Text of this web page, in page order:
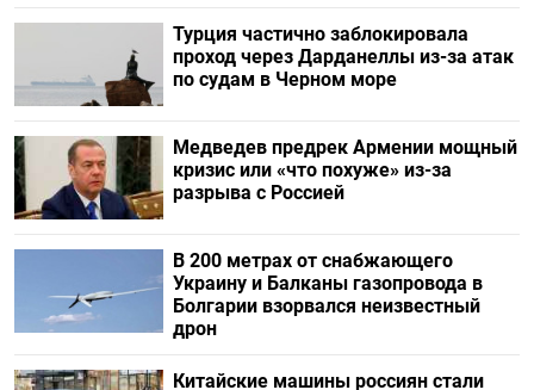
Турция частично заблокировала
проход через Дарданеллы из-за атак
по судам в Черном море
Медведев предрек Армении мощный
кризис или «что похуже» из-за
разрыва с Россией
В 200 метрах от снабжающего
Украину и Балканы газопровода в
Болгарии взорвался неизвестный
дрон
Китайские машины россиян стали